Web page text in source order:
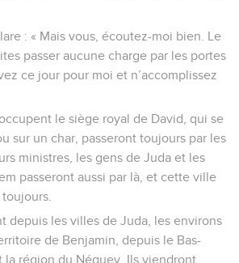
: « Mais vous, écoutez-moi bien. Le
passer aucune charge par les portes
ce jour pour moi et n’accomplissez
le siège royal de David, qui se
sur un char, passeront toujours par les
ministres, les gens de Juda et les
passeront aussi par là, et cette ville
depuis les villes de Juda, les environs
de Benjamin, depuis le Bas-
la région du Néguev. Ils viendront